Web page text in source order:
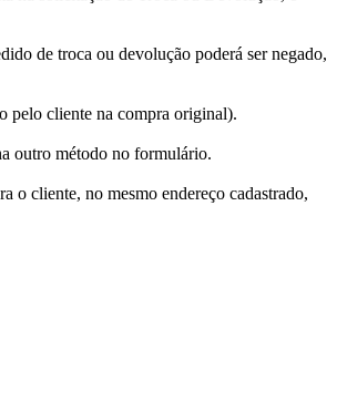
de troca ou devolução poderá ser negado,
pelo cliente na compra original).
outro método no formulário.
o cliente, no mesmo endereço cadastrado,